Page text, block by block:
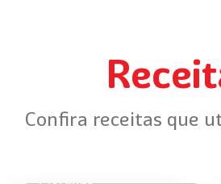
Confira receitas que
Morango